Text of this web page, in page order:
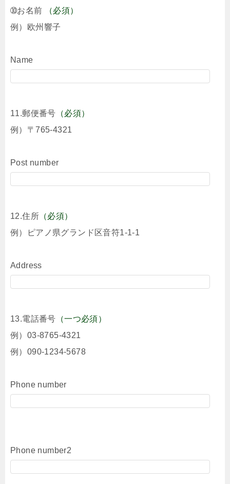
➉お名前
（必須）
例）欧州響子
Name
11.郵便番号 （必須）
例）〒765-4321
Post number
12.住所 （必須）
例）ピアノ県グランド区音符1-1-1
Address
13.電話番号 （一つ必須）
例）03-8765-4321
例）090-1234-5678
Phone number
Phone number2